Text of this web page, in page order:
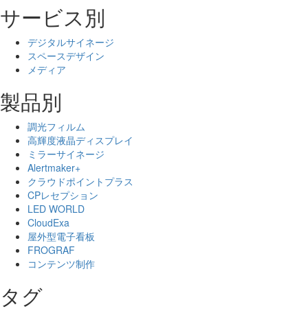
サービス別
デジタルサイネージ
スペースデザイン
メディア
製品別
調光フィルム
高輝度液晶ディスプレイ
ミラーサイネージ
Alertmaker+
クラウドポイントプラス
CPレセプション
LED WORLD
CloudExa
屋外型電子看板
FROGRAF
コンテンツ制作
タグ